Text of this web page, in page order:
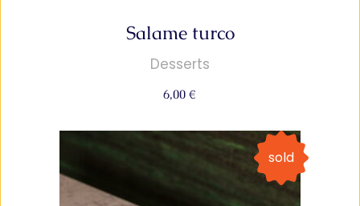
Salame turco
Desserts
6,00 €
sold